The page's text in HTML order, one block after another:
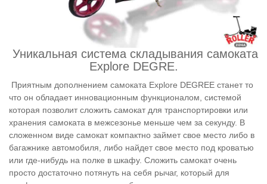
Уникальная система складывания самоката
Explore DEGRE.
Приятным дополнением самоката Explore DEGREE станет то
что он обладает инновационным функционалом, системой
которая позволит сложить самокат для транспортировки или
хранения самоката в межсезонье меньше чем за секунду. В
сложенном виде самокат компактно займет свое место либо в
багажнике автомобиля, либо найдет свое место под кроватью
или где-нибудь на полке в шкафу. Сложить самокат очень
просто достаточно потянуть на себя рычаг, который для